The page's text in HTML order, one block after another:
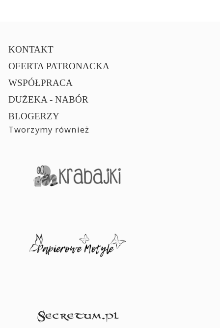
KONTAKT
OFERTA PATRONACKA
WSPÓŁPRACA
DUŻEKA - NABÓR
BLOGERZY
Tworzymy również